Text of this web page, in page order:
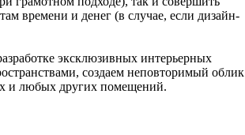
времени и денег (в случае, если дизайн-
эксклюзивных интерьерных
создаем неповторимый облик
и любых других помещений.